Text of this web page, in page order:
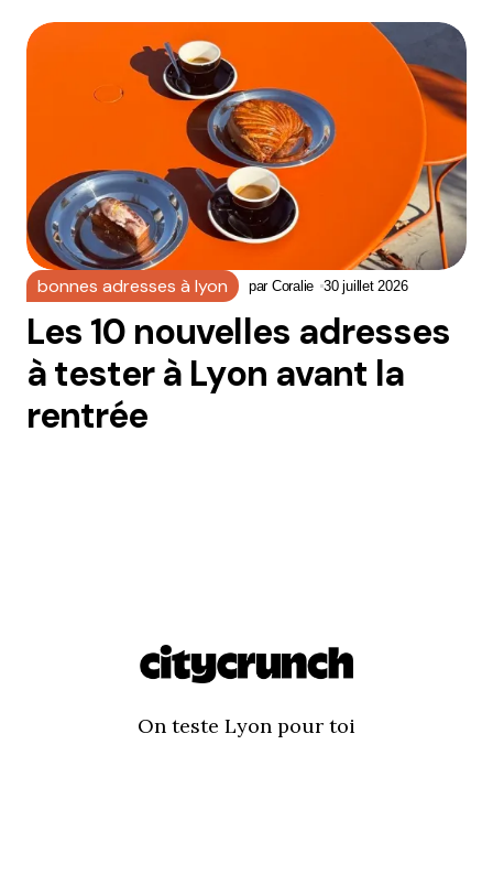
bonnes adresses à lyon par Coralie 30 juillet 2026
Les 10 nouvelles adresses
à tester à Lyon avant la
rentrée
On teste Lyon pour toi